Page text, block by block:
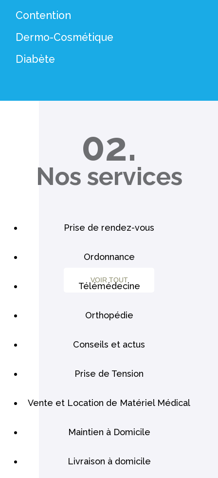
Contention
Dermo-Cosmétique
Diabète
VOIR TOUT
02.
Nos services
Prise de rendez-vous
Ordonnance
Télémédecine
Orthopédie
Conseils et actus
Prise de Tension
Vente et Location de Matériel Médical
Maintien à Domicile
Livraison à domicile